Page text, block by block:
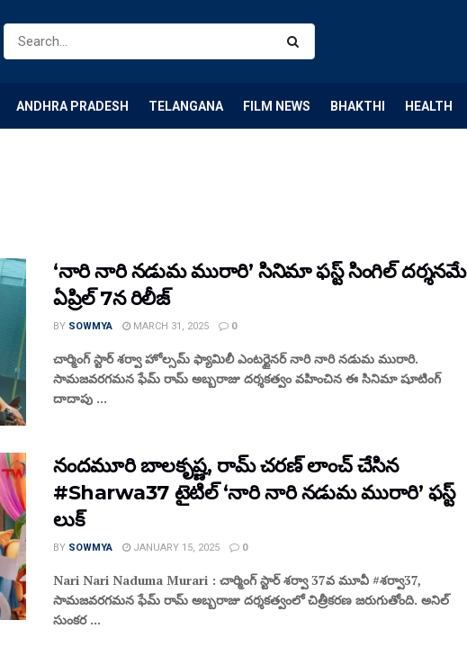
ANDHRA PRADESH TELANGANA FILM NEWS BHAKTHI HEALTH
‘నారి నారి నడుమ మురారి’ సినిమా ఫస్ట్ సింగిల్ దర్శనమే
ఏప్రిల్ 7న రిలీజ్
BY SOWMYA MARCH 31, 2025 0
చార్మింగ్ స్టార్ శర్వా హోల్సమ్ ఫ్యామిలీ ఎంటర్టైనర్ నారి నారి నడుమ మురారి.
సామజవరగమన ఫేమ్ రామ్ అబ్బరాజు దర్శకత్వం వహించిన ఈ సినిమా షూటింగ్
దాదాపు ...
నందమూరి బాలకృష్ణ, రామ్ చరణ్ లాంచ్ చేసిన
#Sharwa37 టైటిల్ ‘నారి నారి నడుమ మురారి’ ఫస్ట్
లుక్
BY SOWMYA JANUARY 15, 2025 0
Nari Nari Naduma Murari : చార్మింగ్ స్టార్ శర్వా 37వ మూవీ #శర్వా37,
సామజవరగమన ఫేమ్ రామ్ అబ్బరాజు దర్శకత్వంలో చిత్రీకరణ జరుగుతోంది. అనిల్
సుంకర ...